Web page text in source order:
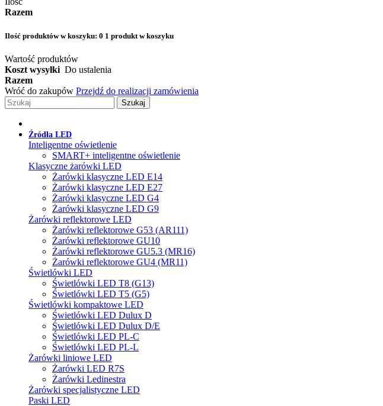
Razem
Ilość produktów w koszyku: 0 1 produkt w koszyku
Wartość produktów
Koszt wysyłki Do ustalenia
Razem
Wróć do zakupów Przejdź do realizacji zamówienia
Szukaj
Źródła LED
Inteligentne oświetlenie
SMART+ inteligentne oświetlenie
Klasyczne żarówki LED
Żarówki klasyczne LED E14
Żarówki klasyczne LED E27
Żarówki klasyczne LED G4
Żarówki klasyczne LED G9
Żarówki reflektorowe LED
Żarówki reflektorowe G53 (AR111)
Żarówki reflektorowe GU10
Żarówki reflektorowe GU5.3 (MR16)
Żarówki reflektorowe GU4 (MR11)
Świetlówki LED
Świetlówki LED T8 (G13)
Świetlówki LED T5 (G5)
Świetlówki kompaktowe LED
Świetlówki LED Dulux D
Świetlówki LED Dulux D/E
Świetlówki LED PL-C
Świetlówki LED PL-L
Żarówki liniowe LED
Żarówki LED R7S
Żarówki Ledinestra
Żarówki specjalistyczne LED
Paski LED